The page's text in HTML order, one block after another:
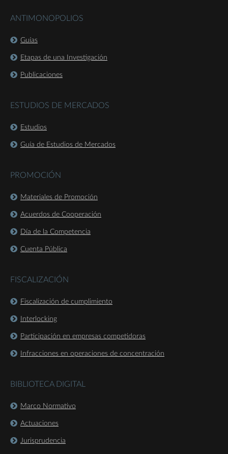
ANTIMONOPOLIOS
Guías
Etapas de una Investigación
Publicaciones
ESTUDIOS DE MERCADOS
Estudios
Guía de Estudios de Mercados
PROMOCIÓN
Materiales de Promoción
Acuerdos de Cooperación
Día de la Competencia
Cuenta Pública
FISCALIZACIÓN
Fiscalización de cumplimiento
Interlocking
Participación en empresas competidoras
Infracciones en operaciones de concentración
BIBLIOTECA DIGITAL
Marco Normativo
Actuaciones
Jurisprudencia